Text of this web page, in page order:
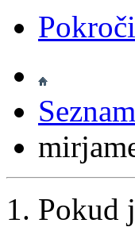
Pokud